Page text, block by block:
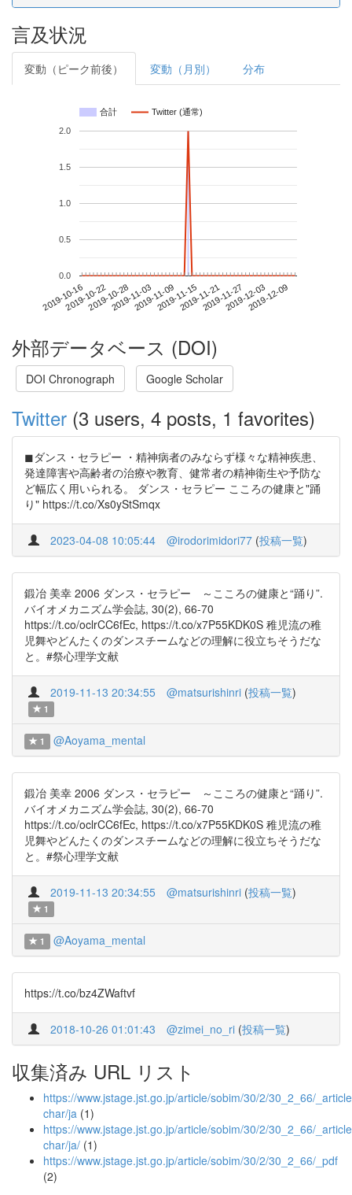
言及状況
変動（ピーク前後） 変動（月別） 分布
合計 Twitter (通常)
2019-10-162019-10-222019-10-282019-11-032019-11-092019-11-152019-11-212019-11-272019-12-032019-12-09
0.0
0.5
1.0
1.5
2.0
外部データベース (DOI)
DOI Chronograph Google Scholar
Twitter (3 users, 4 posts, 1 favorites)
◼︎ダンス・セラピー ・精神病者のみならず様々な精神疾患、
発達障害や高齢者の治療や教育、健常者の精神衛生や予防な
ど幅広く用いられる。 ダンス・セラピー こころの健康と"踊
り" https://t.co/Xs0yStSmqx
2023-04-08 10:05:44 @irodorimidori77 (投稿一覧)
鍛冶 美幸 2006 ダンス・セラピー ～こころの健康と“踊り”.
バイオメカニズム学会誌, 30(2), 66-70
https://t.co/oclrCC6fEc, https://t.co/x7P55KDK0S 稚児流の稚
児舞やどんたくのダンスチームなどの理解に役立ちそうだな
と。#祭心理学文献
2019-11-13 20:34:55 @matsurishinri (投稿一覧)
1
1 @Aoyama_mental
鍛冶 美幸 2006 ダンス・セラピー ～こころの健康と“踊り”.
バイオメカニズム学会誌, 30(2), 66-70
https://t.co/oclrCC6fEc, https://t.co/x7P55KDK0S 稚児流の稚
児舞やどんたくのダンスチームなどの理解に役立ちそうだな
と。#祭心理学文献
2019-11-13 20:34:55 @matsurishinri (投稿一覧)
1
1 @Aoyama_mental
https://t.co/bz4ZWaftvf
2018-10-26 01:01:43 @zimei_no_ri (投稿一覧)
収集済み URL リスト
https://www.jstage.jst.go.jp/article/sobim/30/2/30_2_66/
char/ja (1)
https://www.jstage.jst.go.jp/article/sobim/30/2/30_2_66/
char/ja/ (1)
https://www.jstage.jst.go.jp/article/sobim/30/2/30_2_66/_pdf
(2)